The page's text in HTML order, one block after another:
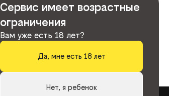
Сервис имеет возрастные
ограничения
Вам уже есть 18 лет?
Да, мне есть 18 лет
Нет, я ребенок